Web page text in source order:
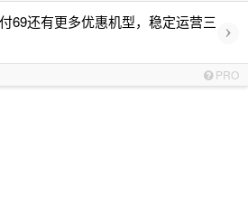
69还有更多优惠机型，稳定运营三 ›
PRO